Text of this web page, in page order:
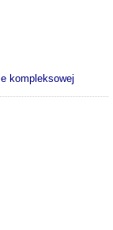
kompleksowej